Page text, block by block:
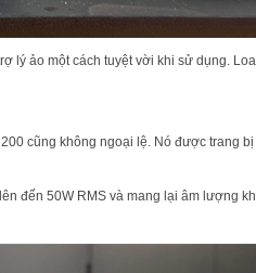
lý ảo một cách tuyệt vời khi sử dụng. Loa
cũng không ngoại lệ. Nó được trang
đến 50W RMS và mang lại âm lượng